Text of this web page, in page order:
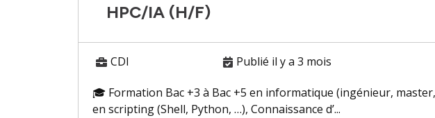
HPC/IA (H/F)
CDI Publié il y a 3 mois
🎓 Formation Bac +3 à Bac +5 en informatique (ingénieur,
en scripting (Shell, Python, …), Connaissance d’...